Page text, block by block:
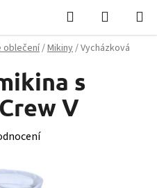
Hledat
KOŠÍK
oblečení/Mikiny/Vycházková
s
V